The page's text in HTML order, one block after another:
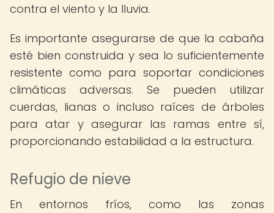
contra el viento y la lluvia.
Es importante asegurarse de que la cabaña
esté bien construida y sea lo suficientemente
resistente como para soportar condiciones
climáticas adversas. Se pueden utilizar
cuerdas, lianas o incluso raíces de árboles
para atar y asegurar las ramas entre sí,
proporcionando estabilidad a la estructura.
Refugio de nieve
En entornos fríos, como las zonas